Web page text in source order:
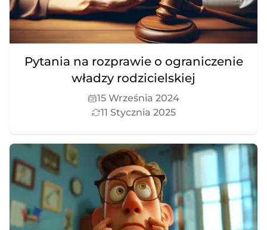
Pytania na rozprawie o ograniczenie
władzy rodzicielskiej
15 Września 2024
11 Stycznia 2025